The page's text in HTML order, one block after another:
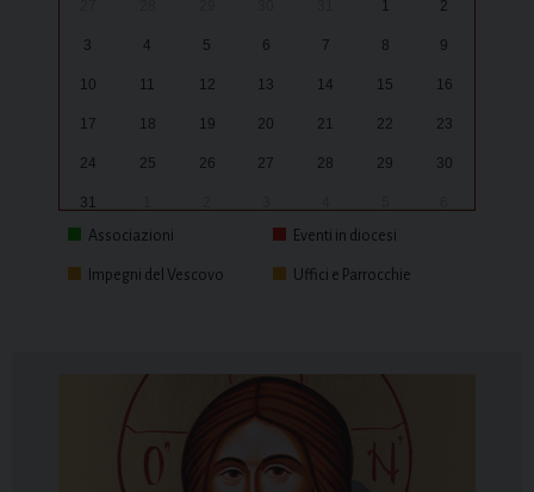
1 2
3 4 5 6 7 8 9
10 11 12 13 14 15 16
17 18 19 20 21 22 23
24 25 26 27 28 29 30
31
Associazioni
Eventi in diocesi
Impegni del Vescovo Uffici e Parrocchie